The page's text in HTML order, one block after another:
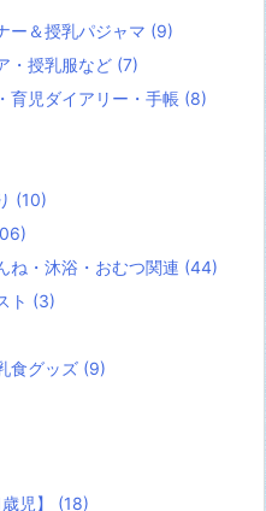
ー＆授乳パジャマ (9)
・授乳服など (7)
育児ダイアリー・手帳 (8)
(10)
ね・沐浴・おむつ関連 (44)
ト (3)
食グッズ (9)
児】 (18)